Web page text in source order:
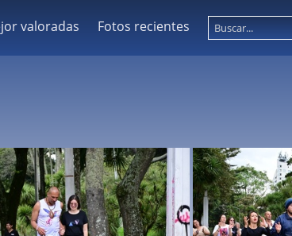
valoradas Fotos recientes